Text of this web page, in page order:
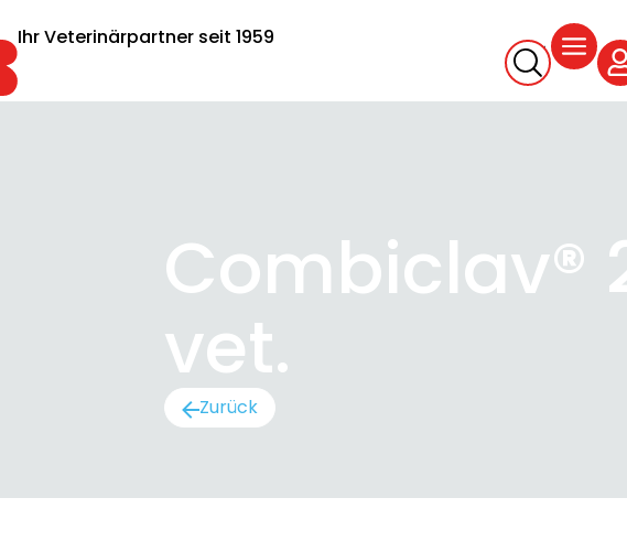
Ihr Veterinärpartner seit 1959
Combiclav®
vet.
Zurück